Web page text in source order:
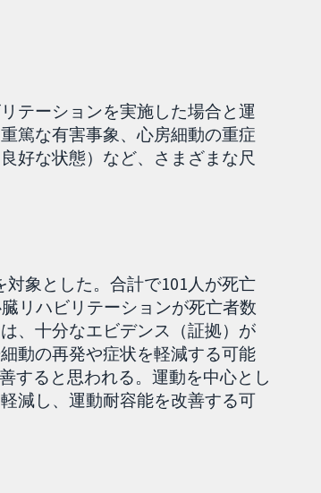
テーションを実施した場合と運
篤な有害事象、心房細動の重症
好な状態）など、さまざまな尺
象とした。合計で101人が死亡
リハビリテーションが死亡者数
、十分なエビデンス（証拠）が
動の再発や症状を軽減する可能
すると思われる。運動を中心とし
減し、運動耐容能を改善する可